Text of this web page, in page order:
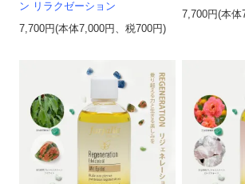
ン リラクゼーション
7,700円(本体7,000円、税700円)
7,700円(本